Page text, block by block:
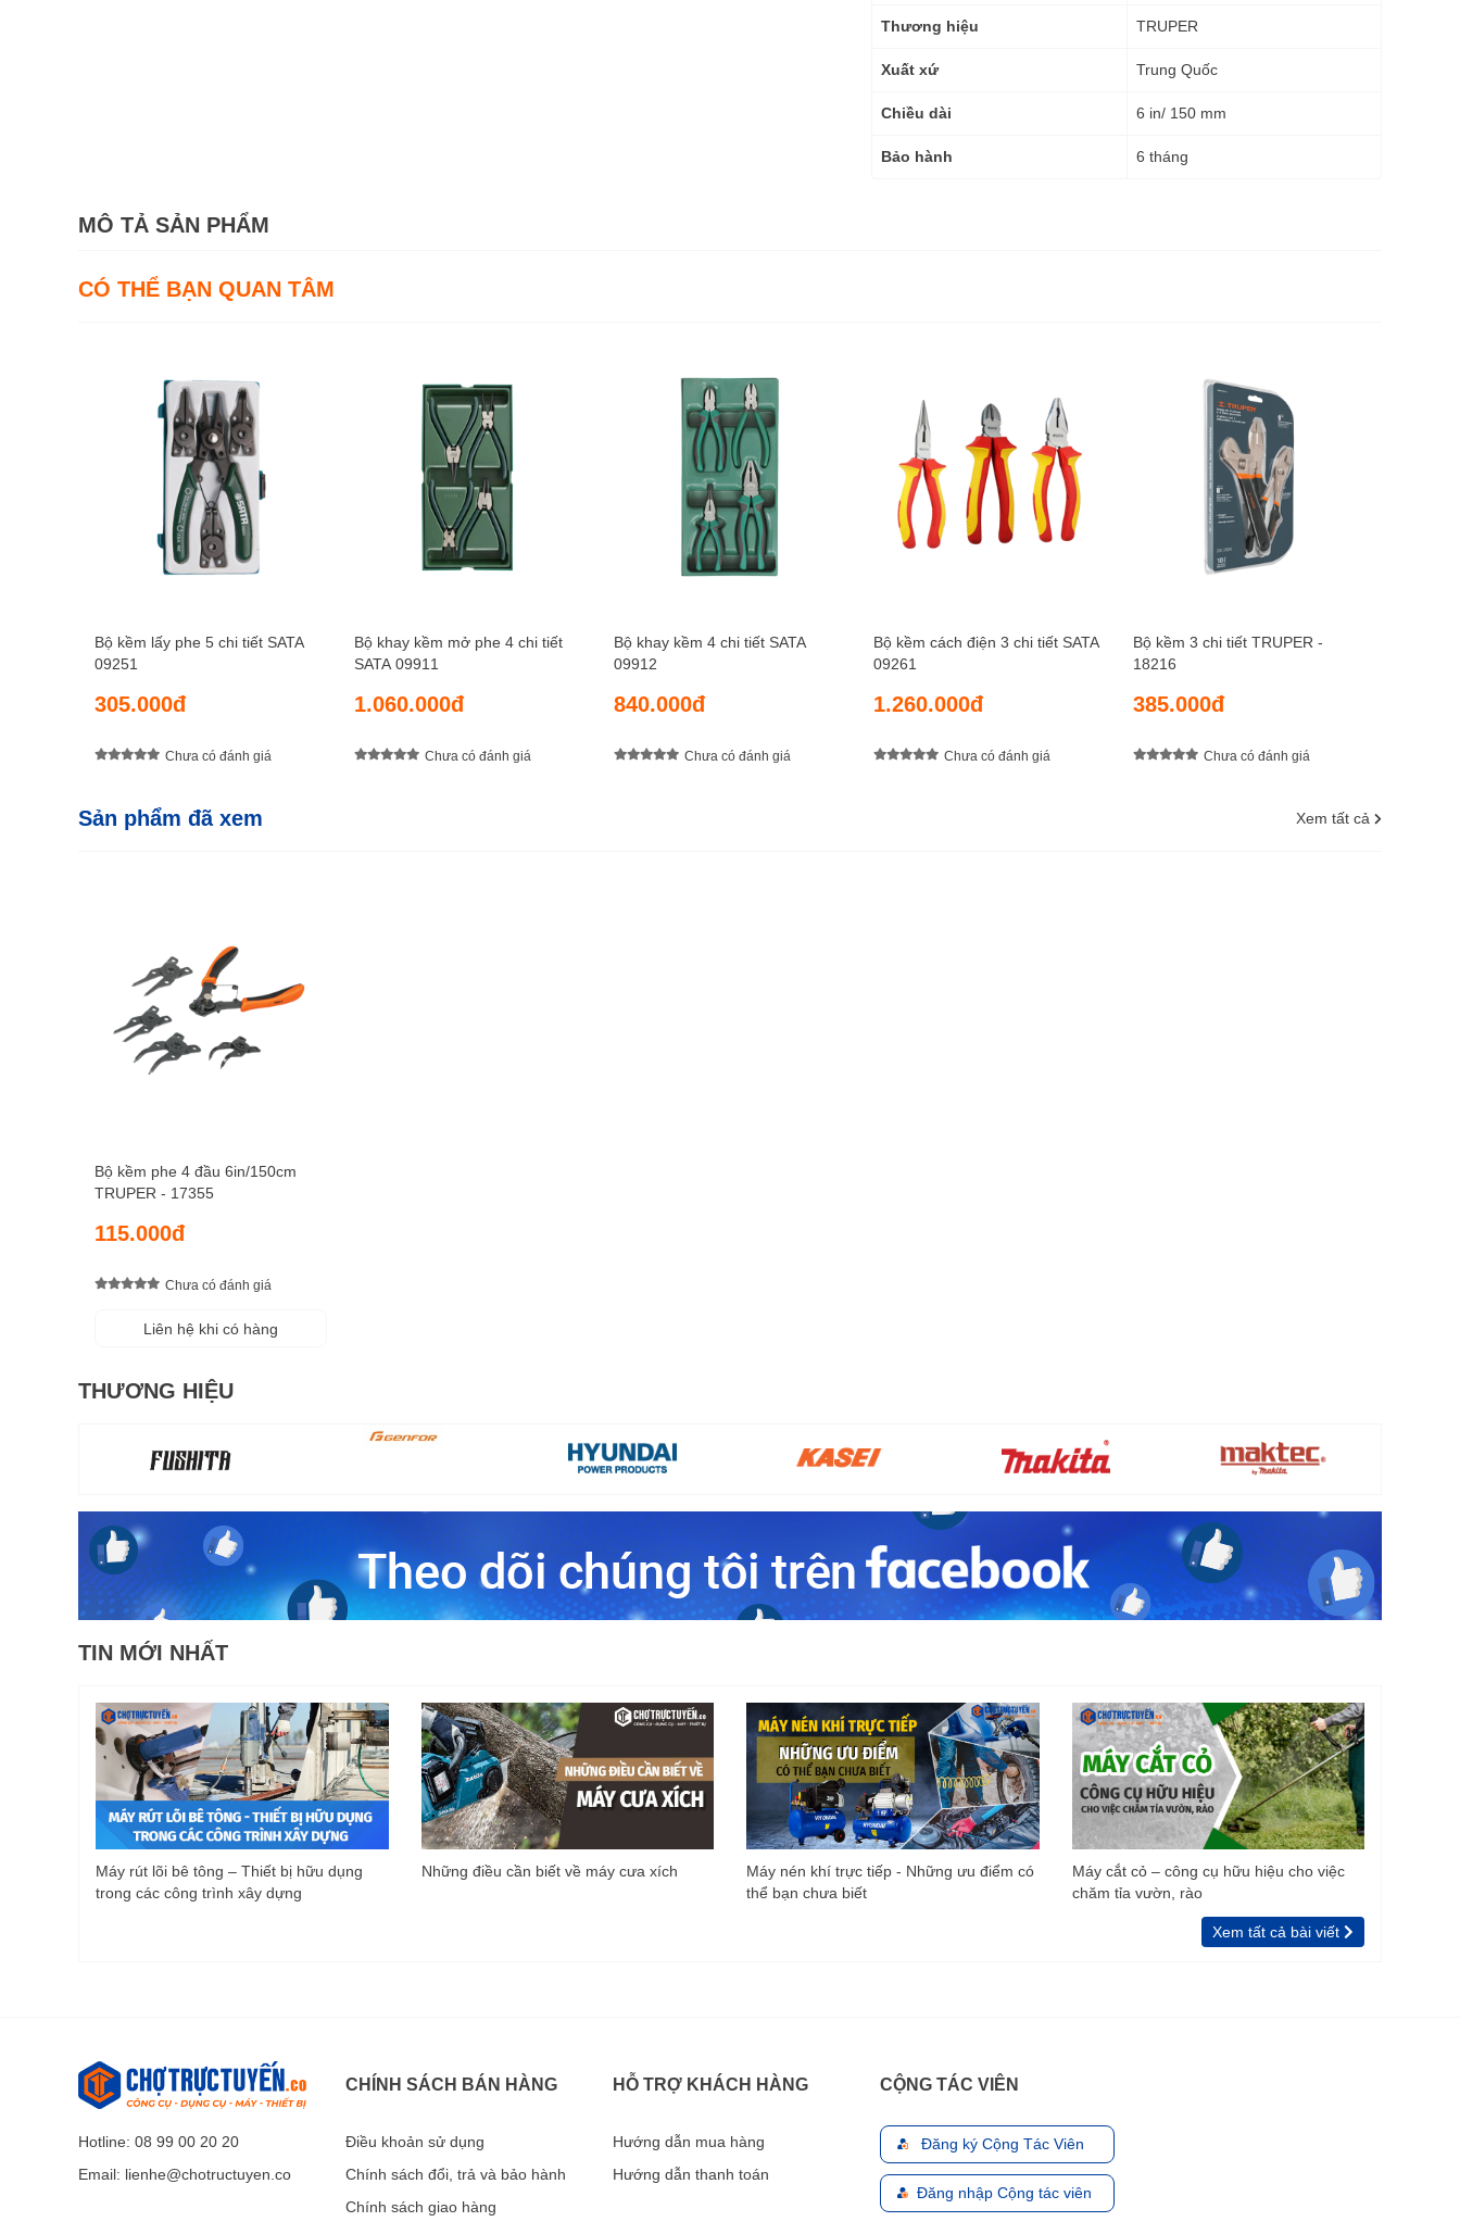
kỹThương hiệu TRUPER
Xuất xứ Trung Quốc
Chiều dài 6 in/ 150 mm
Bảo hành 6 tháng
MÔ TẢ SẢN PHẨM
CÓ THỂ BẠN QUAN TÂM
Bộ kềm lấy phe 5 chi tiết SATA
09251
305.000đ
Chưa có đánh giá
Bộ khay kềm mở phe 4 chi tiết
SATA 09911
1.060.000đ
Chưa có đánh giá
Bộ khay kềm 4 chi tiết SATA
09912
840.000đ
Chưa có đánh giá
Bộ kềm cách điện 3 chi tiết SATA
09261
1.260.000đ
Chưa có đánh giá
Bộ kềm 3 chi tiết TRUPER -
18216
385.000đ
Chưa có đánh giá
Sản phẩm đã xem Xem tất cả
Bộ kềm phe 4 đầu 6in/150cm
TRUPER - 17355
115.000đ
Chưa có đánh giá
Liên hệ khi có hàng
THƯƠNG HIỆU
TIN MỚI NHẤT
Máy rút lõi bê tông – Thiết bị hữu dụng
trong các công trình xây dựng
Những điều cần biết về máy cưa xích
Máy nén khí trực tiếp - Những ưu điểm có
thể bạn chưa biết
Máy cắt cỏ – công cụ hữu hiệu cho việc
chăm tỉa vườn, rào
Xem tất cả bài viết
Hotline: 08 99 00 20 20
Email: lienhe@chotructuyen.co
CHÍNH SÁCH BÁN HÀNG
Điều khoản sử dụng
Chính sách đổi, trả và bảo hành
Chính sách giao hàng
HỖ TRỢ KHÁCH HÀNG
Hướng dẫn mua hàng
Hướng dẫn thanh toán
CỘNG TÁC VIÊN
Đăng ký Cộng Tác Viên
Đăng nhập Cộng tác viên